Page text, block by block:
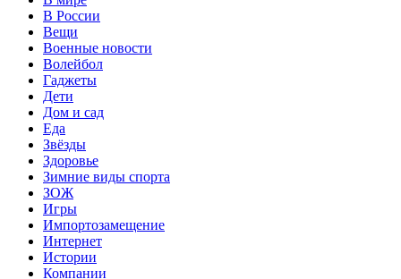
В России
Вещи
Военные новости
Волейбол
Гаджеты
Дети
Дом и сад
Еда
Звёзды
Здоровье
Зимние виды спорта
ЗОЖ
Игры
Импортозамещение
Интернет
Истории
Компании